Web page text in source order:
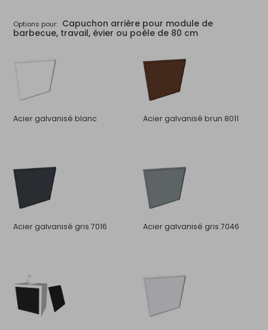
Options pour: Capuchon arrière pour module de
barbecue, travail, évier ou poêle de 80 cm
Acier galvanisé blanc Acier galvanisé brun 8011
Acier galvanisé gris 7016 Acier galvanisé gris 7046